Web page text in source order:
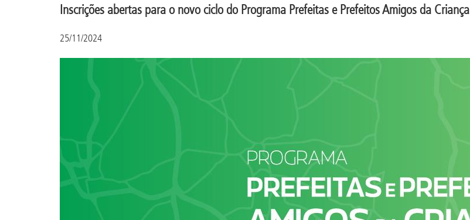
Inscrições abertas para o novo ciclo do Programa Prefeitas e Prefeitos Amigos da Criança
25/11/2024